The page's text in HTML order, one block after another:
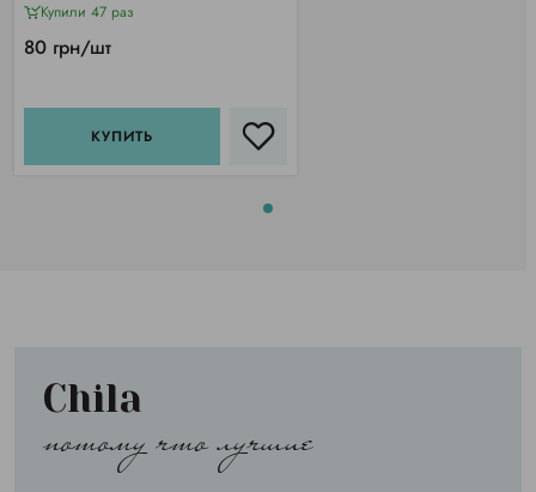
Купили 47 раз
80 грн/шт
КУПИТЬ
Chila
потому что лучшие